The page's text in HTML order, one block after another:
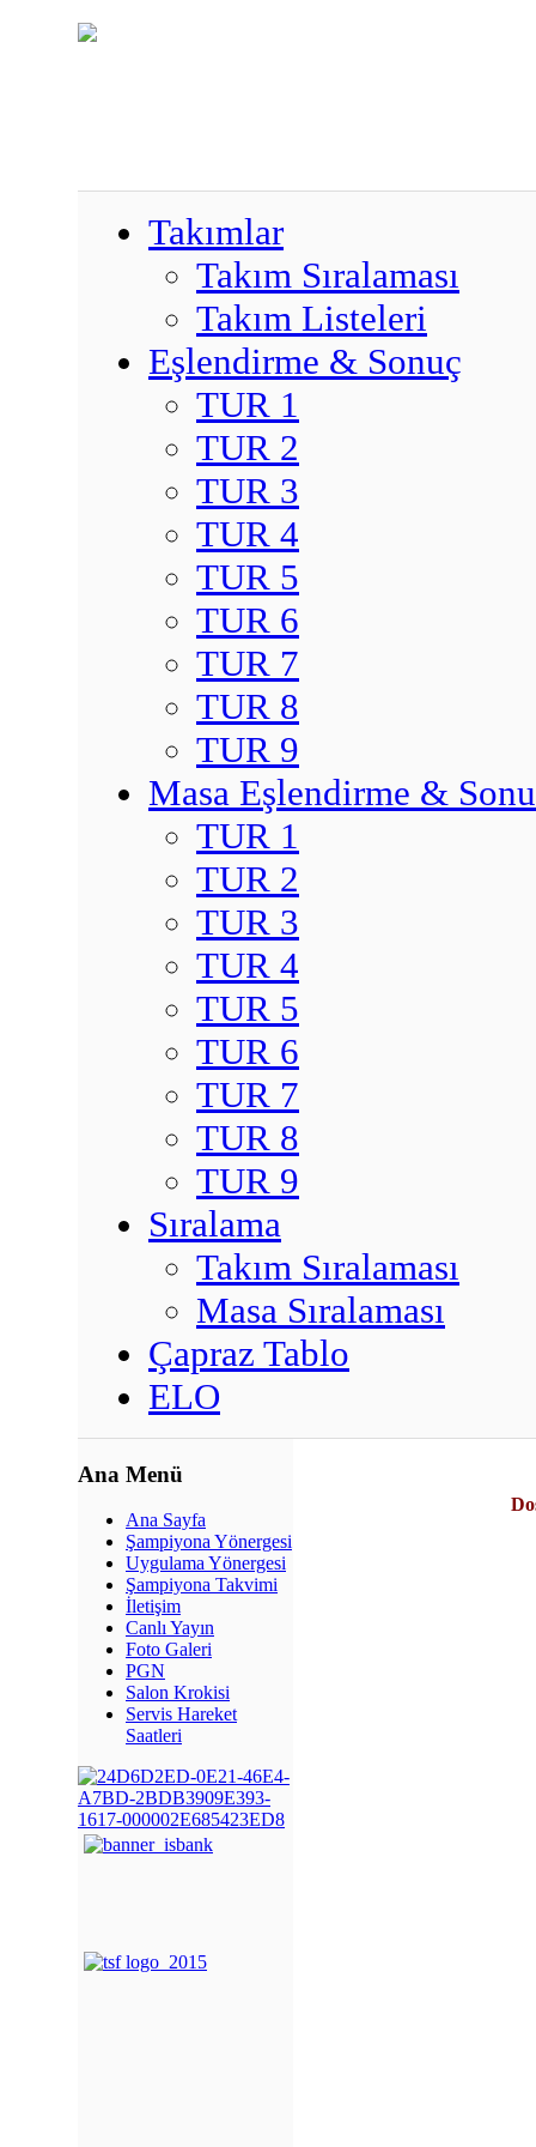
Takımlar
Takım Sıralaması
Takım Listeleri
Eşlendirme & Sonuç
TUR 1
TUR 2
TUR 3
TUR 4
TUR 5
TUR 6
TUR 7
TUR 8
TUR 9
Masa Eşlendirme &
TUR 1
TUR 2
TUR 3
TUR 4
TUR 5
TUR 6
TUR 7
TUR 8
TUR 9
Sıralama
Takım Sıralaması
Masa Sıralaması
Çapraz Tablo
ELO
Ana Menü
Ana Sayfa
Şampiyona Yönergesi
Uygulama Yönergesi
Şampiyona Takvimi
İletişim
Canlı Yayın
Foto Galeri
PGN
Salon Krokisi
Servis Hareket
Saatleri